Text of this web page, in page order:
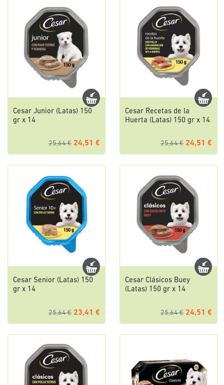
Cesar Junior (Latas) 150
gr x 14
25,64 € 24,51 €
Cesar Recetas de la
Huerta (Latas) 150 gr x 14
25,64 € 24,51 €
Cesar Senior (Latas) 150
gr x 14
25,64 € 23,41 €
Cesar Clásicos Buey
(Latas) 150 gr x 14
25,64 € 24,51 €